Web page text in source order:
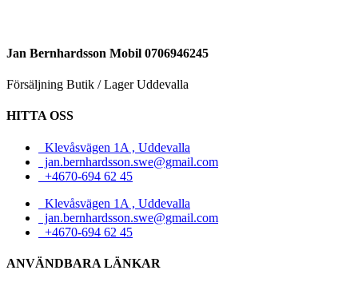
Jan Bernhardsson Mobil 0706946245
Försäljning Butik / Lager Uddevalla
HITTA OSS
Klevåsvägen 1A , Uddevalla
jan.bernhardsson.swe@gmail.com
+4670-694 62 45
Klevåsvägen 1A , Uddevalla
jan.bernhardsson.swe@gmail.com
+4670-694 62 45
ANVÄNDBARA LÄNKAR